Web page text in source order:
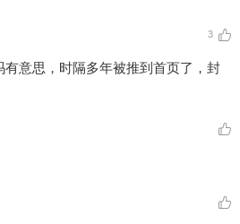
3
有意思，时隔多年被推到首页了，封